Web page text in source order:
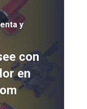
y
con
en